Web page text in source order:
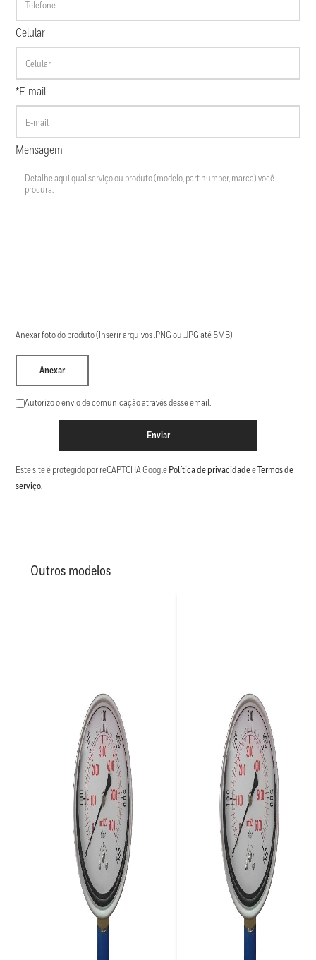
Celular
*E-mail
Mensagem
Anexar foto do produto (Inserir arquivos .PNG ou .JPG até 5MB)
Anexar
Autorizo o envio de comunicação através desse email.
Enviar
Este site é protegido por reCAPTCHA Google Política de privacidadee Termos de
serviço.
Outros modelos